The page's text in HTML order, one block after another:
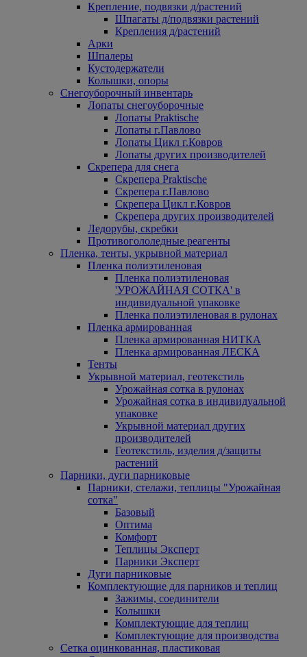
Крепление, подвязки д/растений
Шпагаты д/подвязки растений
Крепления д/растений
Арки
Шпалеры
Кустодержатели
Колышки, опоры
Снегоуборочный инвентарь
Лопаты снегоуборочные
Лопаты Praktische
Лопаты г.Павлово
Лопаты Цикл г.Ковров
Лопаты других производителей
Скрепера для снега
Скрепера Praktische
Скрепера г.Павлово
Скрепера Цикл г.Ковров
Скрепера других производителей
Ледорубы, скребки
Противогололедные реагенты
Пленка, тенты, укрывной материал
Пленка полиэтиленовая
Пленка полиэтиленовая
'УРОЖАЙНАЯ СОТКА' в
индивидуальной упаковке
Пленка полиэтиленовая в рулонах
Пленка армированная
Пленка армированная НИТКА
Пленка армированная ЛЕСКА
Тенты
Укрывной материал, геотекстиль
Урожайная сотка в рулонах
Урожайная сотка в индивидуальной
упаковке
Укрывной материал других
производителей
Геотекстиль, изделия д/защиты
растений
Парники, дуги парниковые
Парники, стелажи, теплицы "Урожайная
сотка"
Базовый
Оптима
Комфорт
Теплицы Эксперт
Парники Эксперт
Дуги парниковые
Комплектующие для парников и теплиц
Зажимы, соединители
Колышки
Комплектующие для теплиц
Комплектующие для производства
Сетка оцинкованная, пластиковая